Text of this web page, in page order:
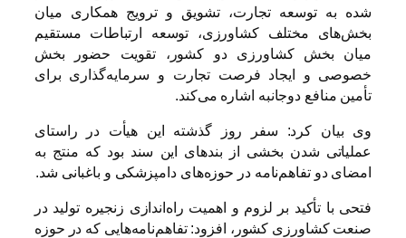
شده به توسعه تجارت، تشویق و ترویج همکاری میان
بخش‌های مختلف کشاورزی، توسعه ارتباطات مستقیم
میان بخش کشاورزی دو کشور، تقویت حضور بخش
خصوصی و ایجاد فرصت تجارت و سرمایه‌گذاری برای
تأمین منافع دوجانبه اشاره می‌کند.
وی بیان کرد: سفر روز گذشته این هیأت در راستای
عملیاتی شدن بخشی از بندهای این سند بود که منتج به
امضای دو تفاهم‌نامه در حوزه‌های دامپزشکی و باغبانی شد.
فتحی با تأکید بر لزوم و اهمیت راه‌اندازی زنجیره تولید در
صنعت کشاورزی کشور، افزود: تفاهم‌نامه‌هایی که در حوزه